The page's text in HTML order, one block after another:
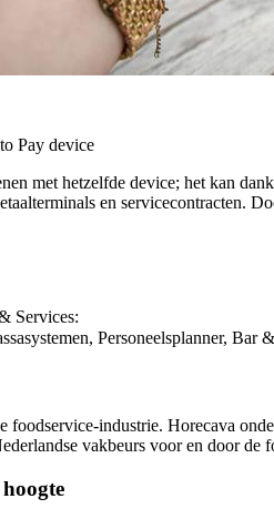
Pay device
met hetzelfde device; het kan
en servicecontracten.
Services:
Personeelsplanner, Bar
industrie. Horecava
vakbeurs voor en door